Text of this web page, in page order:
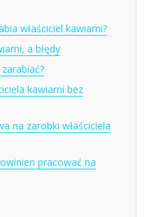
właściciel kawiarni?
a błędy
kawiarni bez
na zarobki właściciela
pracować na